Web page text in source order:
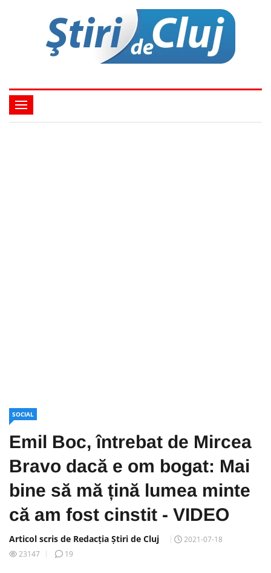
SOCIAL
Emil Boc, întrebat de Mircea
Bravo dacă e om bogat: Mai
bine să mă țină lumea minte
că am fost cinstit - VIDEO
Articol scris de Redacția Știri de Cluj
2021-07-18
23147
19